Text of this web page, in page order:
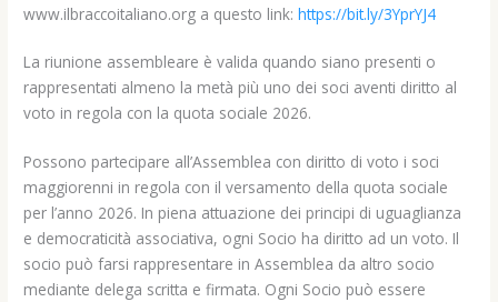
www.ilbraccoitaliano.org a questo link:https://bit.ly/3YprYJ4
La riunione assembleare è valida quando siano presenti o
rappresentati almeno la metà più uno dei soci aventi diritto al
voto in regola con la quota sociale 2026.
Possono partecipare all’Assemblea con diritto di voto i soci
maggiorenni in regola con il versamento della quota sociale
per l’anno 2026. In piena attuazione dei principi di uguaglianza
e democraticità associativa, ogni Socio ha diritto ad un voto. Il
socio può farsi rappresentare in Assemblea da altro socio
mediante delega scritta e firmata. Ogni Socio può essere